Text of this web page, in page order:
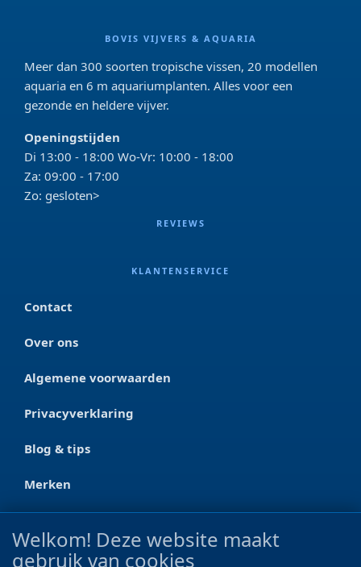
BOVIS VIJVERS & AQUARIA
Meer dan 300 soorten tropische vissen, 20 modellen
aquaria en 6 m aquariumplanten. Alles voor een
gezonde en heldere vijver.
Openingstijden
Di 13:00 - 18:00 Wo-Vr: 10:00 - 18:00
Za: 09:00 - 17:00
Zo: gesloten>
REVIEWS
KLANTENSERVICE
Contact
Over ons
Algemene voorwaarden
Privacyverklaring
Blog & tips
Merken
CONTACT
Ootmarsumseweg 125a
Welkom! Deze website maakt
gebruik van cookies